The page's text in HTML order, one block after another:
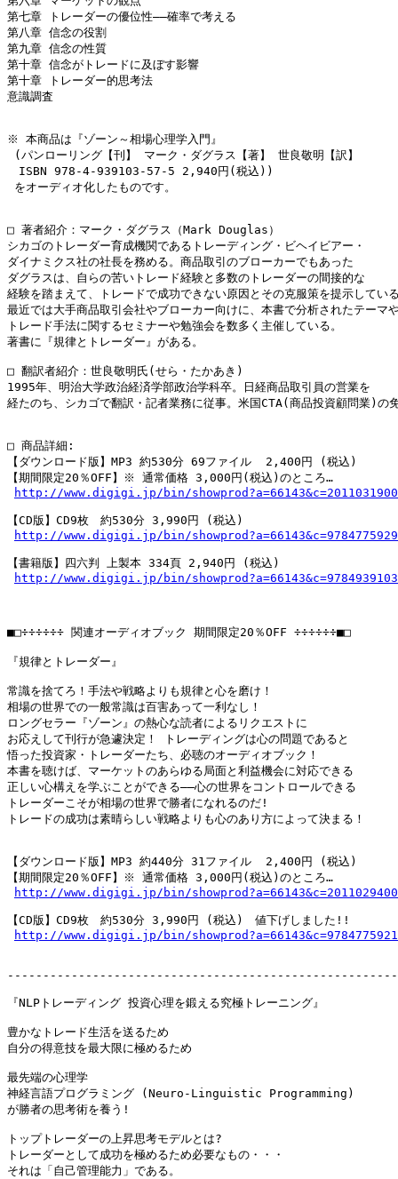
第七章 トレーダーの優位性――確率で考える
第八章 信念の役割
第九章 信念の性質
第十章 信念がトレードに及ぼす影響
第十章 トレーダー的思考法
意識調査
※ 本商品は『ゾーン～相場心理学入門』
(パンローリング【刊】 マーク・ダグラス【著】 世良敬明【訳】
ISBN 978-4-939103-57-5 2,940円(税込))
をオーディオ化したものです。
□ 著者紹介：マーク・ダグラス（Mark Douglas）
シカゴのトレーダー育成機関であるトレーディング・ビヘイビアー・
ダイナミクス社の社長を務める。商品取引のブローカーでもあった
ダグラスは、自らの苦いトレード経験と多数のトレーダーの間接的な
経験を踏まえて、トレードで成功できない原因とその克服策を提示してい
最近では大手商品取引会社やブローカー向けに、本書で分析されたテーマ
トレード手法に関するセミナーや勉強会を数多く主催している。
著書に『規律とトレーダー』がある。
□ 翻訳者紹介：世良敬明氏(せら・たかあき)
1995年、明治大学政治経済学部政治学科卒。日経商品取引員の営業を
経たのち、シカゴで翻訳・記者業務に従事。米国CTA(商品投資顧問業)の
□ 商品詳細:
【ダウンロード版】MP3 約530分 69ファイル  2,400円 (税込)
【期間限定20％OFF】※ 通常価格 3,000円(税込)のところ…
http://www.digigi.jp/bin/
【CD版】CD9枚　約530分 3,990円 (税込)
http://www.digigi.jp/bin/
【書籍版】四六判 上製本 334頁 2,940円 (税込)
http://www.digigi.jp/bin/
■□÷÷÷÷÷÷ 関連オーディオブック 期間限定20％OFF ÷÷÷÷÷÷■□
『規律とトレーダー』
常識を捨てろ！手法や戦略よりも規律と心を磨け！
相場の世界での一般常識は百害あって一利なし！
ロングセラー『ゾーン』の熱心な読者によるリクエストに
お応えして刊行が急遽決定！ トレーディングは心の問題であると
悟った投資家・トレーダーたち、必聴のオーディオブック！
本書を聴けば、マーケットのあらゆる局面と利益機会に対応できる
正しい心構えを学ぶことができる――心の世界をコントロールできる
トレーダーこそが相場の世界で勝者になれるのだ!
トレードの成功は素晴らしい戦略よりも心のあり方によって決まる！
【ダウンロード版】MP3 約440分 31ファイル  2,400円 (税込)
【期間限定20％OFF】※ 通常価格 3,000円(税込)のところ…
http://www.digigi.jp/bin/
【CD版】CD9枚　約530分 3,990円 (税込)　値下げしました!!
http://www.digigi.jp/bin/
『NLPトレーディング 投資心理を鍛える究極トレーニング』
豊かなトレード生活を送るため
自分の得意技を最大限に極めるため
最先端の心理学
神経言語プログラミング (Neuro-Linguistic Programming)
が勝者の思考術を養う!
トップトレーダーの上昇思考モデルとは?
トレーダーとして成功を極めるため必要なもの・・・
それは「自己管理能力」である。